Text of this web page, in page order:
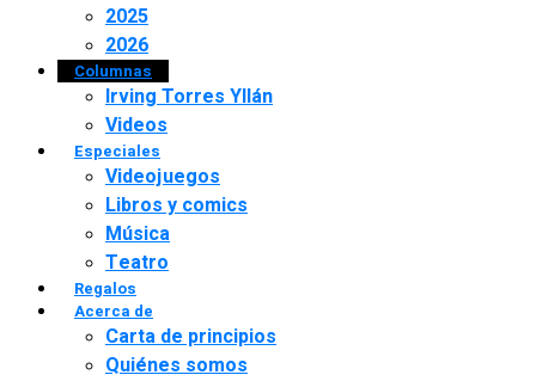
2025
2026
Columnas
Irving Torres Yllán
Videos
Especiales
Videojuegos
Libros y comics
Música
Teatro
Regalos
Acerca de
Carta de principios
Quiénes somos